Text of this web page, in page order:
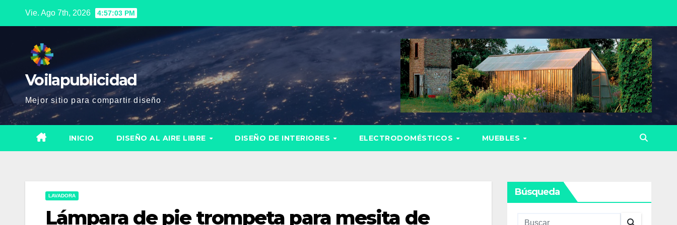
Vie. Ago 7th, 2026 4:57:04 PM
Voilapublicidad
Mejor sitio para compartir diseño
INICIO DISEÑO AL AIRE LIBRE DISEÑO DE INTERIORES ELECTRODOMÉSTICOS MUEBLES
LAVADORA
Lámpara de pie trompeta para mesita de
Búsqueda